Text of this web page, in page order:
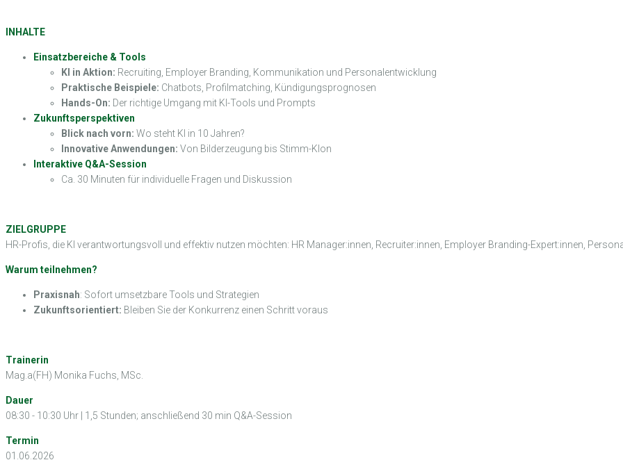
INHALTE
Einsatzbereiche & Tools
KI in Aktion: Recruiting, Employer Branding, Kommunikation und Personalentwicklung
Praktische Beispiele: Chatbots, Profilmatching, Kündigungsprognosen
Hands-On: Der richtige Umgang mit KI-Tools und Prompts
Zukunftsperspektiven
Blick nach vorn: Wo steht KI in 10 Jahren?
Innovative Anwendungen: Von Bilderzeugung bis Stimm-Klon
Interaktive Q&A-Session
Ca. 30 Minuten für individuelle Fragen und Diskussion
ZIELGRUPPE
HR-Profis, die KI verantwortungsvoll und effektiv nutzen möchten: HR Manager:innen, Recruiter:innen, Employer Branding-Expert:innen,
Warum teilnehmen?
Praxisnah: Sofort umsetzbare Tools und Strategien
Zukunftsorientiert: Bleiben Sie der Konkurrenz einen Schritt voraus
Trainerin
Mag.a(FH) Monika Fuchs, MSc.
Dauer
08:30 - 10:30 Uhr | 1,5 Stunden; anschließend 30 min Q&A-Session
Termin
01.06.2026